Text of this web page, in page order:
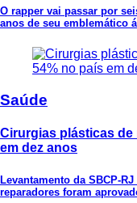
O rapper vai passar por
anos de seu emblemático
Saúde
Cirurgias plásticas de
em dez anos
Levantamento da SBCP-
reparadores foram